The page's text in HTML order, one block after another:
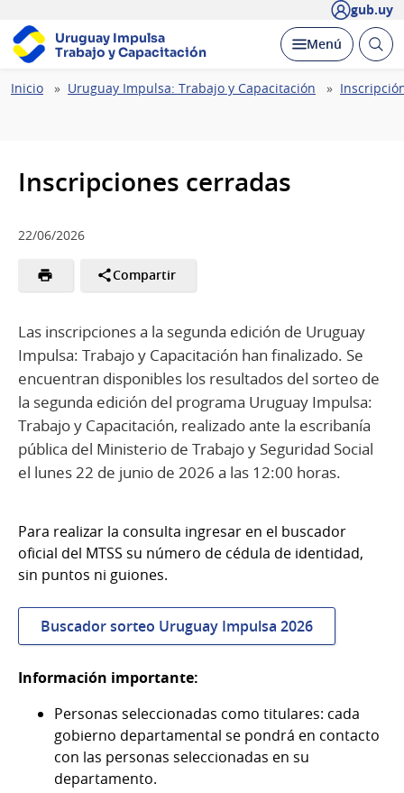
gub.uy
Uruguay Impulsa
Trabajo y Capacitación
Desplegar
Menú Abrir
Ruta
Inicio Uruguay Impulsa: Trabajo y Capacitación
Inscripciones cerradas
22/06/2026
Compartir
Las inscripciones a la segunda edición de Uruguay
Impulsa: Trabajo y Capacitación han finalizado. Se
encuentran disponibles los resultados del sorteo de
la segunda edición del programa Uruguay Impulsa:
Trabajo y Capacitación, realizado ante la escribanía
pública del Ministerio de Trabajo y Seguridad Social
el lunes 22 de junio de 2026 a las 12:00 horas.
Para realizar la consulta ingresar en el buscador
oficial del MTSS su número de cédula de identidad,
sin puntos ni guiones.
Buscador sorteo Uruguay Impulsa 2026
Información importante:
Personas seleccionadas como titulares: cada
gobierno departamental se pondrá en contacto
con las personas seleccionadas en su
departamento.